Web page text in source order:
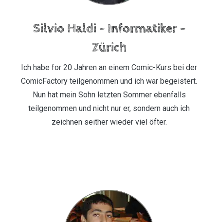
Silvio Haldi – Informatiker –
Zürich
Ich habe for 20 Jahren an einem Comic-Kurs bei der
ComicFactory teilgenommen und ich war begeistert.
Nun hat mein Sohn letzten Sommer ebenfalls
teilgenommen und nicht nur er, sondern auch ich
zeichnen seither wieder viel öfter.